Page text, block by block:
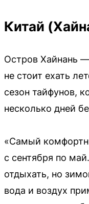
Китай
Остров Хайнань
не стоит ехать
сезон тайфунов,
несколько дней
«Самый
с сентября по
отдыхать, но
вода и воздух